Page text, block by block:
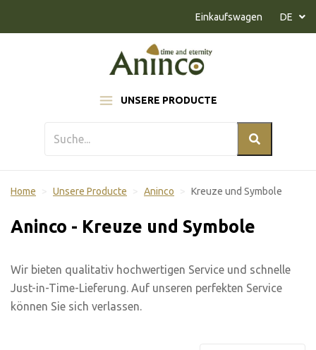
UNSERE PRODUCTE
Einkaufswagen DE
Home Unsere Producte Aninco Kreuze und Symbole
Aninco - Kreuze und Symbole
Wir bieten qualitativ hochwertigen Service und schnelle
Just-in-Time-Lieferung. Auf unseren perfekten Service
können Sie sich verlassen.